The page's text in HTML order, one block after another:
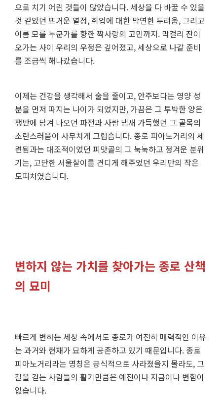
으로 치기 어린 것들이 많았습니다. 세상을 다 바꿀 수 있을
것 같았던 뜨거운 열정, 취업에 대한 막연한 두려움, 그리고
이름 모를 누군가를 향한 짝사랑의 고민까지. 막걸리 잔이
오가는 사이 우리의 우정은 깊어졌고, 세상으로 나갈 준비
를 조금씩 해나갔습니다.
이제는 건강을 생각해서 술을 줄이고, 안주보다는 영양 성
분을 먼저 따지는 나이가 되었지만, 가끔은 그 투박한 양은
쟁반에 담겨 나오던 파전과 사람 냄새 가득했던 그 골목의
소란스러움이 사무치게 그립습니다. 종로 피아노거리의 세
련됨과는 대조적이었던 피맛골의 그 눅눅하고 정겨운 분위
기는, 고단한 서울살이를 견디게 해주었던 우리만의 작은
도피처였습니다.
변하지 않는 가치를 찾아가는 종로 산책
의 묘미
빠르게 변하는 세상 속에서도 종로가 여전히 매력적인 이유
는 과거와 현재가 묘하게 공존하고 있기 때문입니다. 종로
피아노거리라는 명칭은 공식적으로 사라졌을지 몰라도, 그
길을 걷는 사람들의 활기만큼은 예전이나 지금이나 변함이
없습니다.